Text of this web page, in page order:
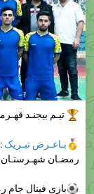
تیـم بیجنـد
بـاعـرض تبـریک
بازی فینال
بیجند به پایان